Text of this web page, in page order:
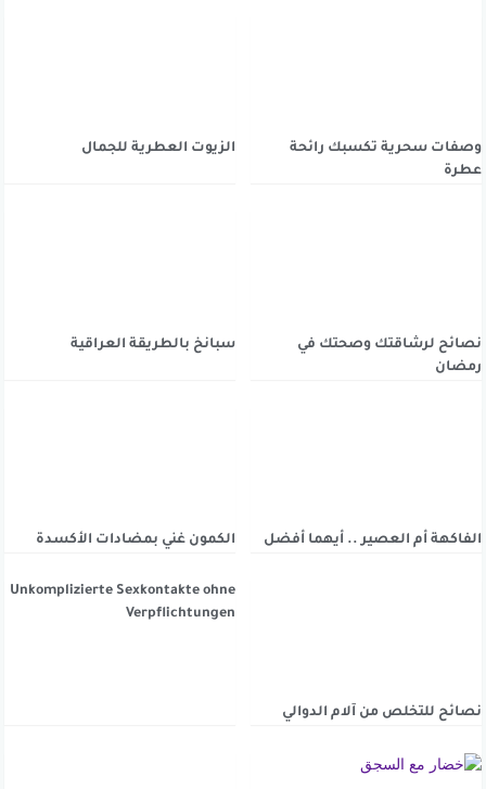
وصفات سحرية تكسبك رائحة
عطرة
الزيوت العطرية للجمال
نصائح لرشاقتك وصحتك في
رمضان
سبانخ بالطريقة العراقية
الفاكهة أم العصير .. أيهما أفضل الكمون غني بمضادات الأكسدة
نصائح للتخلص من آلام الدوالي
Unkomplizierte Sexkontakte ohne
Verpflichtungen